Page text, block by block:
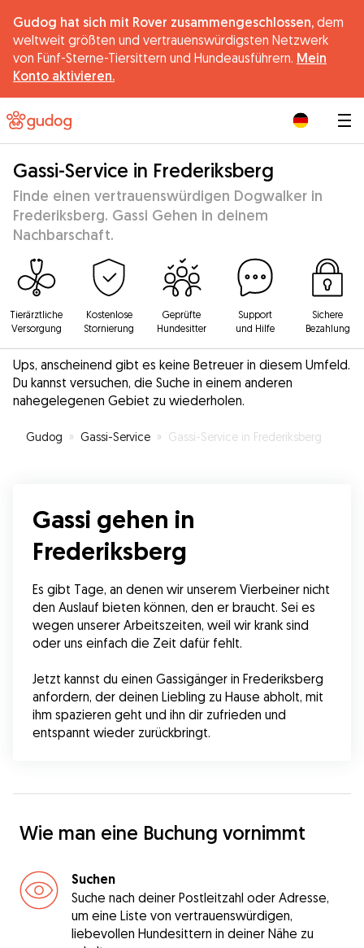
Gudog hat sich mit Rover zusammengeschlossen, dem
weltweit größten und vertrauenswürdigsten Netzwerk
von Fünf-Sterne-Tiersittern und Hundeausführern. Mein
Konto aktivieren.
Gassi-Service in Frederiksberg
Finde einen vertrauenswürdigen Dogwalker in
Frederiksberg. Gassi Gehen in deinem
Nachbarschaft.
Tierärztliche
Versorgung
Kostenlose
Stornierung
Geprüfte
Hundesitter
Support
und Hilfe
Sichere
Bezahlung
Ups, anscheinend gibt es keine Betreuer in diesem Umfeld.
Du kannst versuchen, die Suche in einem anderen
nahegelegenen Gebiet zu wiederholen.
Gudog » Gassi-Service » Gassi-Service in Frederiksberg
Gassi gehen in
Frederiksberg
Es gibt Tage, an denen wir unserem Vierbeiner nicht
den Auslauf bieten können, den er braucht. Sei es
wegen unserer Arbeitszeiten, weil wir krank sind
oder uns einfach die Zeit dafür fehlt.
Jetzt kannst du einen Gassigänger in Frederiksberg
anfordern, der deinen Liebling zu Hause abholt, mit
ihm spazieren geht und ihn dir zufrieden und
entspannt wieder zurückbringt.
Wie man eine Buchung vornimmt
Suchen
Suche nach deiner Postleitzahl oder Adresse,
um eine Liste von vertrauenswürdigen,
liebevollen Hundesittern in deiner Nähe zu